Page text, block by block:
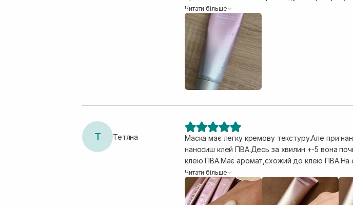
була свіжа наповнена шкіра. Однозначно
Читати більше
Т Тетяна
Маска має легку кремову текстуру.Але при
наносиш клей ПВА.Десь за хвилин +-5 вона
клею ПВА.Має аромат,схожий до клею ПВА.На
неперевершений😍 Обличчя,зволожене,наживлене
оксамитове,сяяння,пружність.Пори
маски.Дуже приємні відчуття.Відчуття
Читати більше